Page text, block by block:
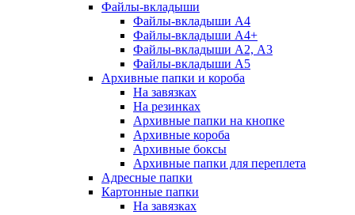
Файлы-вкладыши
Файлы-вкладыши А4
Файлы-вкладыши А4+
Файлы-вкладыши А2, А3
Файлы-вкладыши А5
Архивные папки и короба
На завязках
На резинках
Архивные папки на кнопке
Архивные короба
Архивные боксы
Архивные папки для переплета
Адресные папки
Картонные папки
На завязках